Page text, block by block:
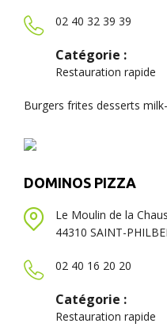
02 40 32 39 39
Catégorie :
Restauration rapide
Burgers frites desserts
DOMINOS PIZZA
Le Moulin de la
44310 SAINT-
02 40 16 20 20
Catégorie :
Restauration rapide